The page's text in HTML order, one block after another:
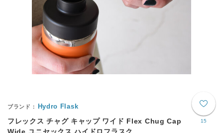
15
Hydro Flask
フレックス チャグ キャップ ワイド Flex Chug Cap